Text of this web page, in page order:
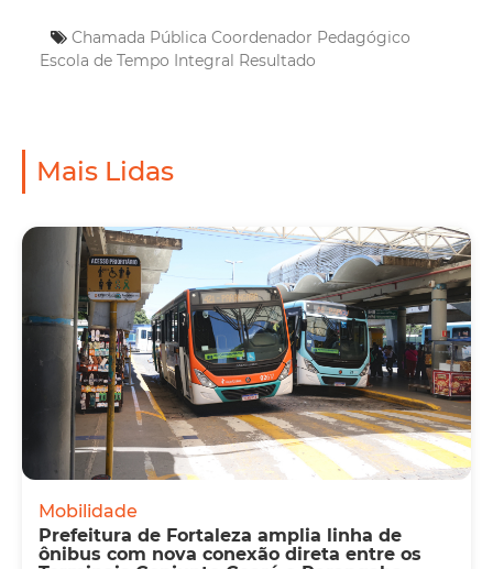
Chamada Pública Coordenador Pedagógico
Escola de Tempo Integral
Resultado
Mais Lidas
Mobilidade
Prefeitura de Fortaleza amplia linha de
ônibus com nova conexão direta entre os